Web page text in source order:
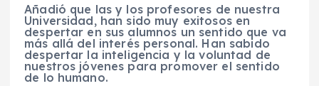
Añadió que las y los profesores de nuestra
Universidad, han sido muy exitosos en
despertar en sus alumnos un sentido que va
más allá del interés personal. Han sabido
despertar la inteligencia y la voluntad de
nuestros jóvenes para promover el sentido
de lo humano.